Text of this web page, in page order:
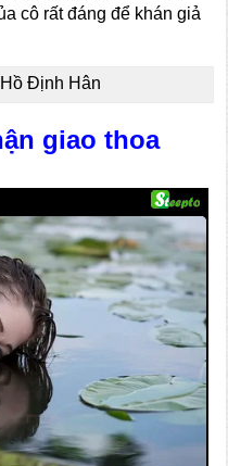
cô rất đáng để khán giả
Định Hân
giao thoa